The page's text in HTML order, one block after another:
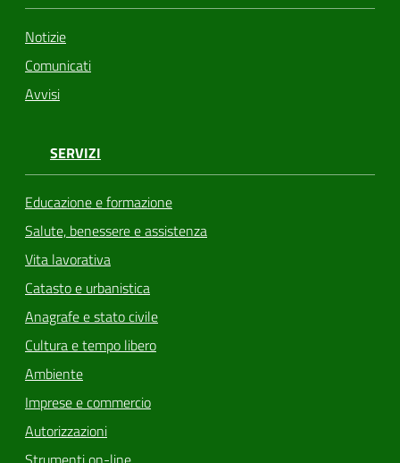
Notizie
Comunicati
Avvisi
SERVIZI
Educazione e formazione
Salute, benessere e assistenza
Vita lavorativa
Catasto e urbanistica
Anagrafe e stato civile
Cultura e tempo libero
Ambiente
Imprese e commercio
Autorizzazioni